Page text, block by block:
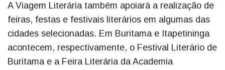
A Viagem Literária também apoiará a realização de
feiras, festas e festivais literários em algumas das
cidades selecionadas. Em Buritama e Itapetininga
acontecem, respectivamente, o Festival Literário de
Buritama e a Feira Literária da Academia